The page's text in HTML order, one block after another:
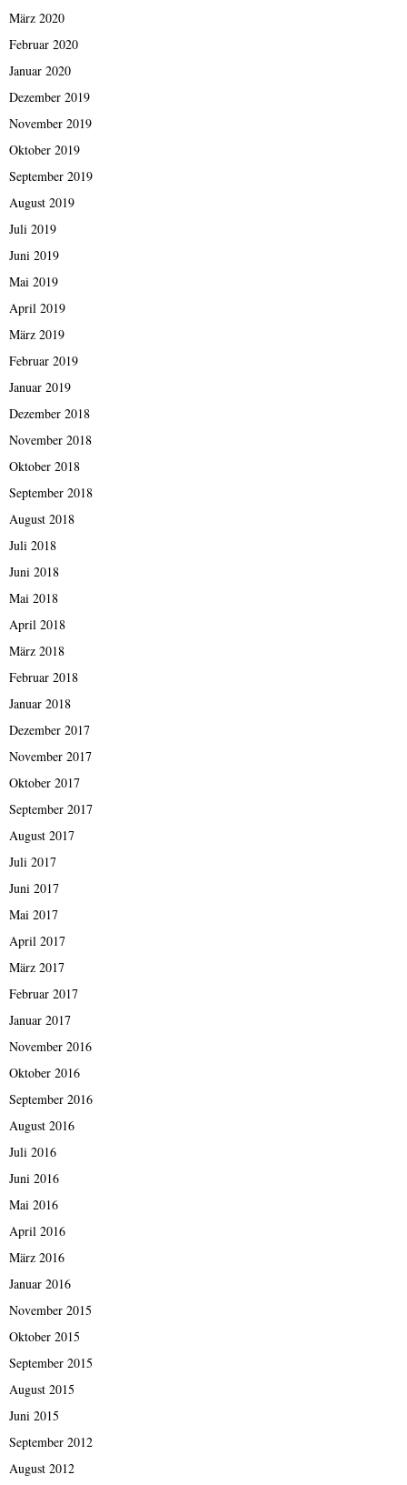
März 2020
Februar 2020
Januar 2020
Dezember 2019
November 2019
Oktober 2019
September 2019
August 2019
Juli 2019
Juni 2019
Mai 2019
April 2019
März 2019
Februar 2019
Januar 2019
Dezember 2018
November 2018
Oktober 2018
September 2018
August 2018
Juli 2018
Juni 2018
Mai 2018
April 2018
März 2018
Februar 2018
Januar 2018
Dezember 2017
November 2017
Oktober 2017
September 2017
August 2017
Juli 2017
Juni 2017
Mai 2017
April 2017
März 2017
Februar 2017
Januar 2017
November 2016
Oktober 2016
September 2016
August 2016
Juli 2016
Juni 2016
Mai 2016
April 2016
März 2016
Januar 2016
November 2015
Oktober 2015
September 2015
August 2015
Juni 2015
September 2012
August 2012